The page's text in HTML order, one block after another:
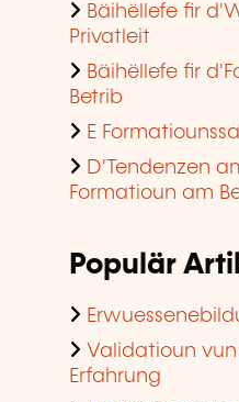
Bäihëllefe fir
Privatleit
Bäihëllefe fir
Betrib
E
D'Tendenzen
Formatioun am
Populär
Validatioun
Erfahrung